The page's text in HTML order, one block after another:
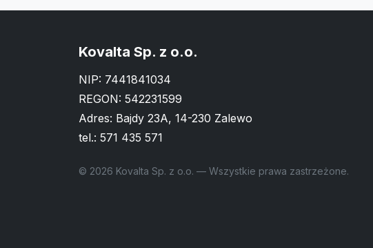
Kovalta Sp. z o.o.
NIP: 7441841034
REGON: 542231599
Adres: Bajdy 23A, 14-230 Zalewo
tel.: 571 435 571
© 2026 Kovalta Sp. z o.o. — Wszystkie prawa zastrzeżone.